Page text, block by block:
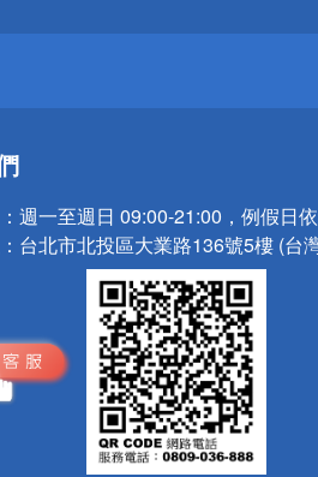
週一至週日 09:00-21:00，例假日
台北市北投區大業路136號5樓 (台